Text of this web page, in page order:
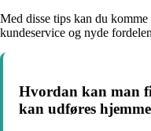
Med disse tips kan du
kundeservice og nyde
Hvordan kan man
kan udføres